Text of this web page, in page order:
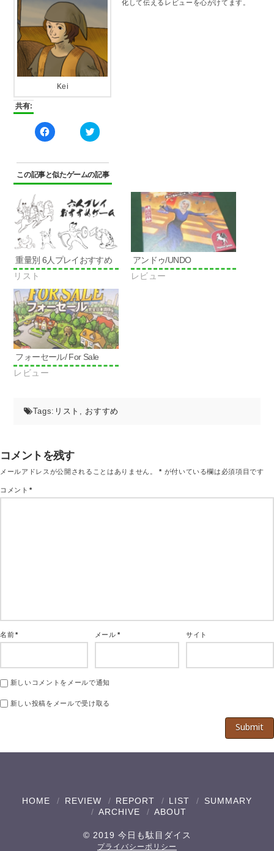
Kei
化して伝えるレビューを心がけてます。
共有:
Facebook
で
る
に
は
ッ
ク
し
く
だ
さ
い
(新
し
ィ
ン
ド
ウ
で
開
き
ま
す)
ク
リ
て
Twitter
で
(新
し
い
ウ
ィ
ン
ド
ウ
で
開
す)
この記事と似たゲームの記事
重量別 6人プレイおすすめ
リスト
アンドゥ/UNDO
レビュー
フォーセール/ For Sale
レビュー
Tags: リスト , おすすめ
コメントを残す
メールアドレスが公開されることはありません。 * が付いている欄は必須項目です
コメント*
名前* メール* サイト
新しいコメントをメールで通知
新しい投稿をメールで受け取る
HOME REVIEW REPORT LIST
SUMMARY
ARCHIVE
ABOUT
© 2019 今日も駄目ダイス
プライバシーポリシー